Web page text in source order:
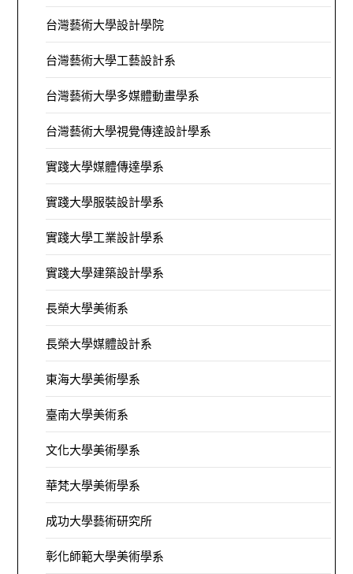
台灣藝術大學設計學院
台灣藝術大學工藝設計系
台灣藝術大學多媒體動畫學系
台灣藝術大學視覺傳達設計學系
實踐大學媒體傳達學系
實踐大學服裝設計學系
實踐大學工業設計學系
實踐大學建築設計學系
長榮大學美術系
長榮大學媒體設計系
東海大學美術學系
臺南大學美術系
文化大學美術學系
華梵大學美術學系
成功大學藝術研究所
彰化師範大學美術學系